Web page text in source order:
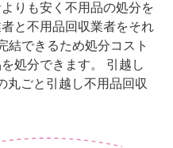
りも安く不用品の処分を
と不用品回収業者をそれ
結できるため処分コスト
処分できます。 引越し
丸ごと引越し不用品回収